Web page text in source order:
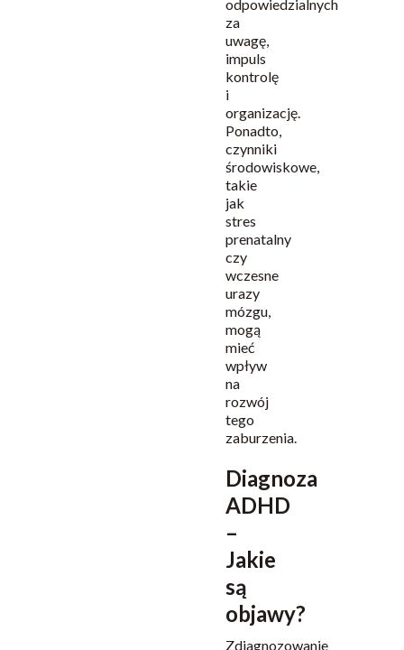
odpowiedzialnych
za
uwagę,
impuls
kontrolę
i
organizację.
Ponadto,
czynniki
środowiskowe,
takie
jak
stres
prenatalny
czy
wczesne
urazy
mózgu,
mogą
mieć
wpływ
na
rozwój
tego
zaburzenia.
Diagnoza
ADHD
–
Jakie
są
objawy?
Zdiagnozowanie